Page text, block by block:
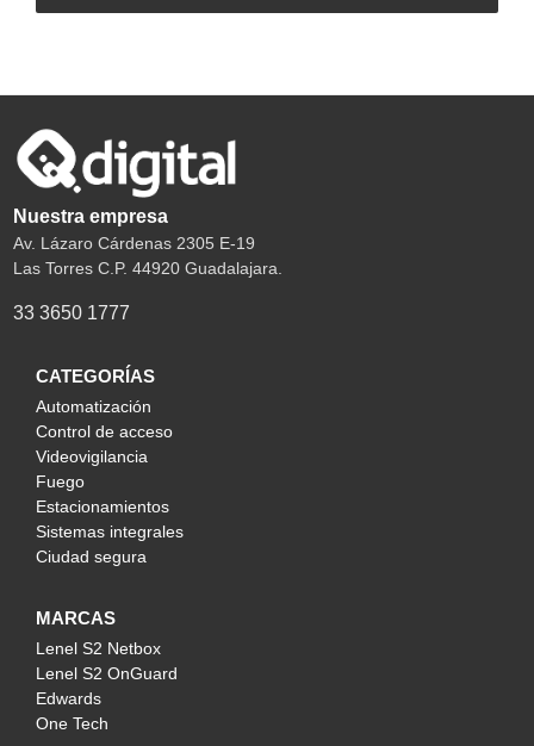
Nuestra empresa
Av. Lázaro Cárdenas 2305 E-19
Las Torres C.P. 44920 Guadalajara.
33 3650 1777
CATEGORÍAS
Automatización
Control de acceso
Videovigilancia
Fuego
Estacionamientos
Sistemas integrales
Ciudad segura
MARCAS
Lenel S2 Netbox
Lenel S2 OnGuard
Edwards
One Tech